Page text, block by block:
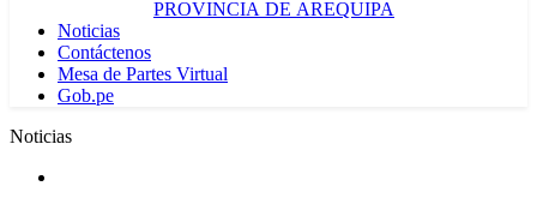
PROVINCIA DE AREQUIPA
Noticias
Contáctenos
Mesa de Partes Virtual
Gob.pe
Noticias